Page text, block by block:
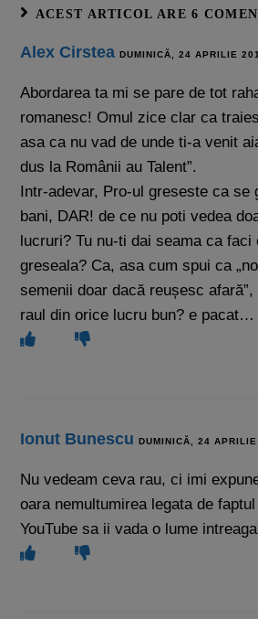
ACEST ARTICOL ARE 6
Alex Cirstea DUMINICĂ, 24 APRILIE
Abordarea ta mi se pare de tot
romanesc! Omul zice clar ca
asa ca nu vad de unde ti-a venit
dus la Românii au Talent”.
Intr-adevar, Pro-ul greseste ca se
bani, DAR! de ce nu poti vedea
lucruri? Tu nu-ti dai seama ca faci
greseala? Ca, asa cum spui ca
semenii doar dacă reușesc
raul din orice lucru bun? e pacat…
Ionut Bunescu DUMINICĂ, 24 APRILIE
Nu vedeam ceva rau, ci imi
oara nemultumirea legata de
YouTube sa ii vada o lume